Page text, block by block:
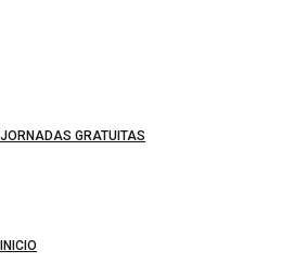
JORNADAS GRATUITAS
INICIO